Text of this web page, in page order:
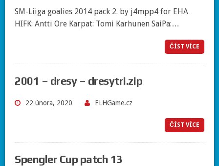
SM-Liiga goalies 2014 pack 2. by j4mpp4 for EHA
HIFK: Antti Ore Karpat: Tomi Karhunen SaiPa:…
ČÍST VÍCE
2001 – dresy – dresytri.zip
22 února, 2020 ELHGame.cz
ČÍST VÍCE
Spengler Cup patch 13